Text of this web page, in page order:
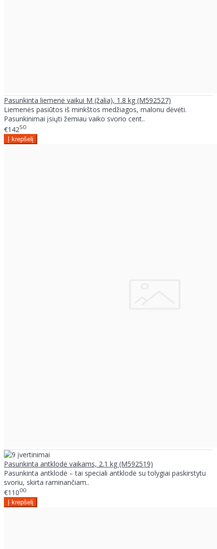
Pasunkinta liemenė vaikui M (žalia), 1.8 kg (M592527)
Liemenės pasiūtos iš minkštos medžiagos, malonu dėvėti.
Pasunkinimai įsiųti žemiau vaiko svorio cent..
€14250
Pasunkinta antklodė vaikams, 2.1 kg (M592519)
Pasunkinta antklodė – tai speciali antklodė su tolygiai paskirstytu
svoriu, skirta raminančiam..
€11000